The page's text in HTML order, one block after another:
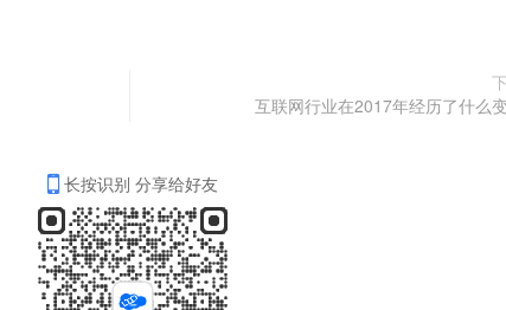
互联网行业在2017年经历了什么
长按识别 分享给好友